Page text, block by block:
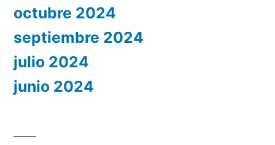
octubre 2024
septiembre 2024
julio 2024
junio 2024